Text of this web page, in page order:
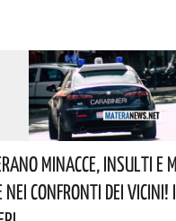
Minacce, Insulti E
Nei Confronti Dei